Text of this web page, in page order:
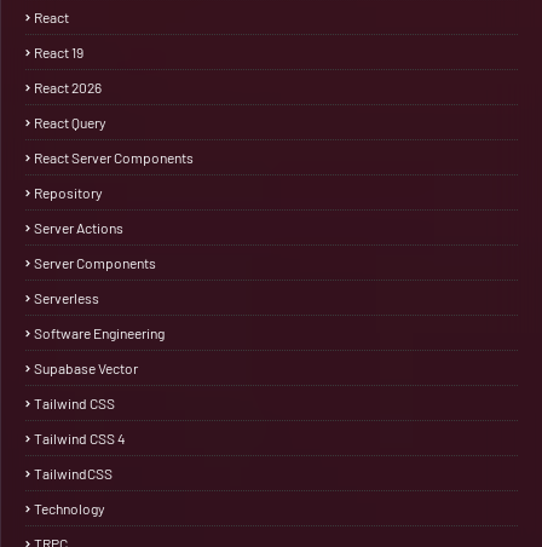
React
React 19
React 2026
React Query
React Server Components
Repository
Server Actions
Server Components
Serverless
Software Engineering
Supabase Vector
Tailwind CSS
Tailwind CSS 4
TailwindCSS
Technology
TRPC